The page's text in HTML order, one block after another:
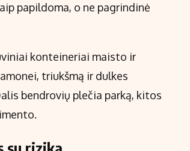
papildoma, o ne pagrindinė
konteineriai maisto ir
triukšmą ir dulkes
bendrovių plečia parką, kitos